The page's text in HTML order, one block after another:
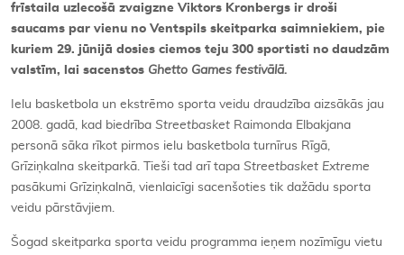
frīstaila uzlecošā zvaigzne Viktors Kronbergs ir droši
saucams par vienu no Ventspils skeitparka saimniekiem, pie
kuriem 29. jūnijā dosies ciemos teju 300 sportisti no daudzām
valstīm, lai sacenstos Ghetto Games festivālā.
Ielu basketbola un ekstrēmo sporta veidu draudzība aizsākās jau
2008. gadā, kad biedrība Streetbasket Raimonda Elbakjana
personā sāka rīkot pirmos ielu basketbola turnīrus Rīgā,
Grīziņkalna skeitparkā. Tieši tad arī tapa Streetbasket Extreme
pasākumi Grīziņkalnā, vienlaicīgi sacenšoties tik dažādu sporta
veidu pārstāvjiem.
Šogad skeitparka sporta veidu programma ieņem nozīmīgu vietu